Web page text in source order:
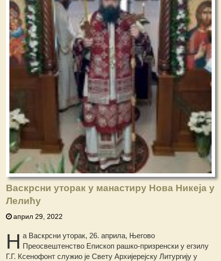
Васкрсни уторак у манастиру Нова Никеја у
Лелићу
април 29, 2022
Н а Васкрсни уторак, 26. априла, Његово
Преосвештенство Епископ рашко-призренски у егзилу
Г.Г. Ксенофонт служио је Свету Архијерејску Литургију у